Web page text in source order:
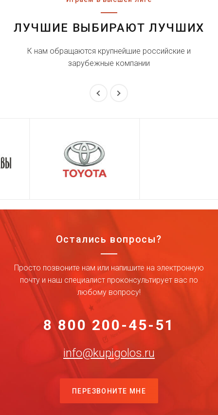
ЛУЧШИЕ ВЫБИРАЮТ ЛУЧШИХ
К нам обращаются крупнейшие российские и
зарубежные компании
Остались вопросы?
Просто позвоните нам или напишите на электронную
почту и наш специалист проконсультирует вас по
любому вопросу!
8 800 200-45-51
info@kupigolos.ru
ПЕРЕЗВОНИТЕ МНЕ